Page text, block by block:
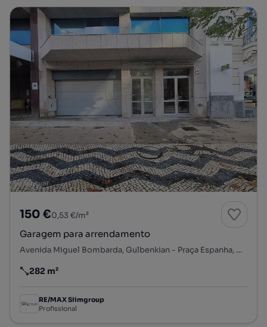
150 €0,53 €/m²
Garagem para arrendamento
Avenida Miguel Bombarda, Gulbenkian - Praça Espanha, Avenidas Novas, Lisboa, Lisboa
Preço por metro quadrado
282 m²
RE/MAX Siimgroup
Profissional